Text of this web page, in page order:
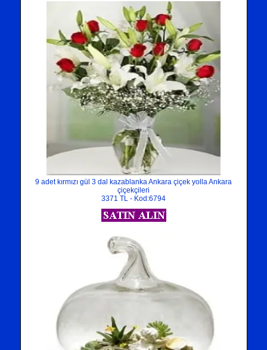
9 adet kırmızı gül 3 dal kazablanka Ankara çiçek yolla Ankara
çiçekçileri
3371 TL - Kod:6794